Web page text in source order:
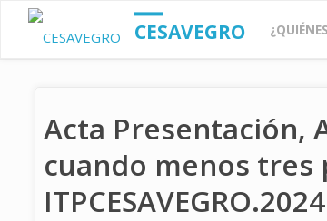
CESAVEGRO Saltar
contenido
Acta Presentación,
cuando menos tres